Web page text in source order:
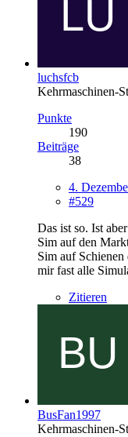
luchsfcb
Kehrmaschinen-
Punkte
190
Beiträge
38
4.
#529
Das ist so. Ist
Sim auf den
Sim auf
mir fast alle
Zitieren
BusFan1997
Kehrmaschinen-